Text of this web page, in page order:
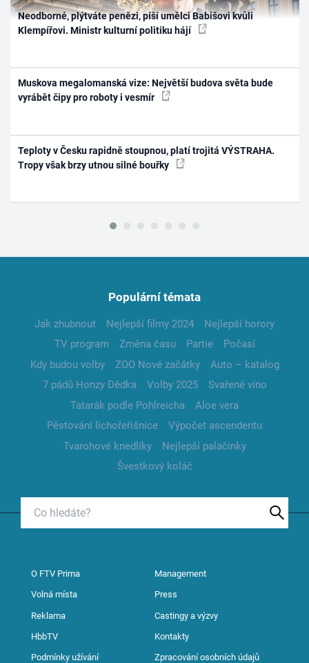
Neodborné, plýtváte penězi, píší umělci Babišovi kvůli
Klempířovi. Ministr kulturní politiku hájí
Muskova megalomanská vize: Největší budova světa bude
vyrábět čipy pro roboty i vesmír
Teploty v Česku rapidně stoupnou, platí trojitá VÝSTRAHA.
Tropy však brzy utnou silné bouřky
Populární témata
Jak zhubnout Nejlepší filmy 2024
Nejlepší horory
TV program
Změna času Partie
Počasí
Kdy budou volby
ZOO Nové začátky
Auto – katalog
7 pádů Honzy Dědka
Volby 2025
Svařené víno
Tatarák podle Pohlreicha
Aloe vera
Pěstování lichořeřišnice
Výpočet ascendentu
Tvarohové knedlíky
Nejlepší palačinky
Švestkový koláč
O FTV Prima Management
Volná místa Press
Reklama Castingy a výzvy
HbbTV Kontakty
Podmínky užívání Zpracování osobních údajů